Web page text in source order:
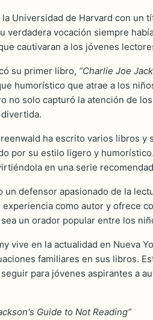
Universidad de Harvard con
verdadera vocación siempre
cautivaran a los jóvenes
su primer libro, “Charlie Joe
humorístico que atrae a los
no solo capturó la atención de
ha escrito varios libros y
por su estilo ligero y
en una serie
un defensor apasionado de la
como autor y ofrece
un orador popular entre los
vive en la actualidad en Nueva
familiares en sus libros.
para jóvenes aspirantes a
Guide to Not Reading”